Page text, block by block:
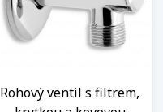
Rohový ventil s filtrem,